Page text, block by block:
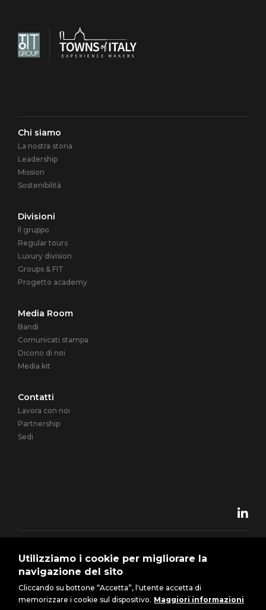
Navigazione
principale
Chi siamo
La nostra storia
Leadership
Mission
Sostenibilità
Divisioni
Il gruppo
Regular tours
Luxury division
Groups & FIT
Progetto academy
Media Room
Bandi
Comunicati stampa
Dicono di noi
Media kit
Contatti
Lavora con noi
Partnership
Sedi
© 2024 Towns Of Italy Group, all rights reserved.
Utilizziamo i cookie per migliorare la
navigazione del sito
Cliccando su bottone “Accetta”, l'utente accetta di
memorizzare i cookie sul dispositivo. Maggiori informazioni